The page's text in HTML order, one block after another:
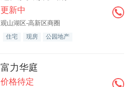
更新中
观山湖区-高新区商圈
住宅 现房 公园地产
富力华庭
价格待定